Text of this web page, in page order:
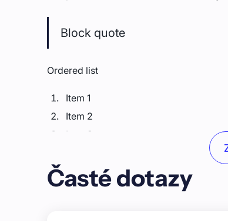
Block quote
Ordered list
Item 1
Item 2
Item 3
Item A
Časté dotazy